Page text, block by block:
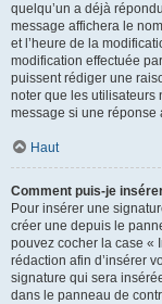
quelqu’un a déjà
message affichera le
et l’heure de la
modification effectuée
puissent rédiger une
noter que les utilisateurs
message si une réponse
Haut
Comment puis-je
Pour insérer une
créer une depuis le
pouvez cocher la case «
rédaction afin d’insérer
signature qui sera
dans le panneau de